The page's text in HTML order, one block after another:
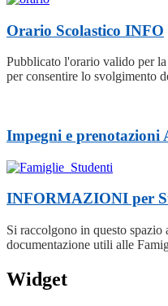
Orario Scolastico INFO
Pubblicato l'orario valido per
per consentire lo svolgimento
Impegni e prenotazioni
INFORMAZIONI per
Si raccolgono in questo
documentazione utili alle
Widget